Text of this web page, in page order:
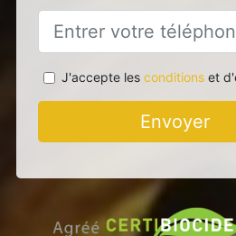
J'accepte les conditionset
Envoyer